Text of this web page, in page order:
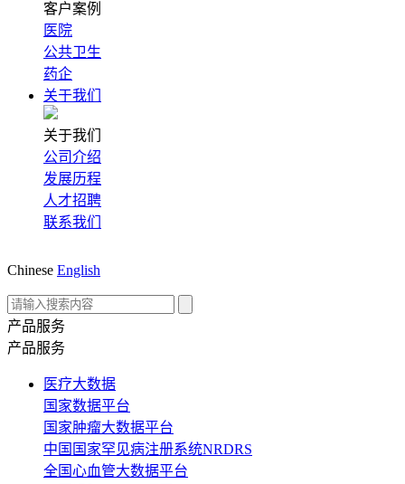
客户案例
医院
公共卫生
药企
关于我们
关于我们
公司介绍
发展历程
人才招聘
联系我们
Chinese English
产品服务
产品服务
医疗大数据
国家数据平台
国家肿瘤大数据平台
中国国家罕见病注册系统NRDRS
全国心血管大数据平台